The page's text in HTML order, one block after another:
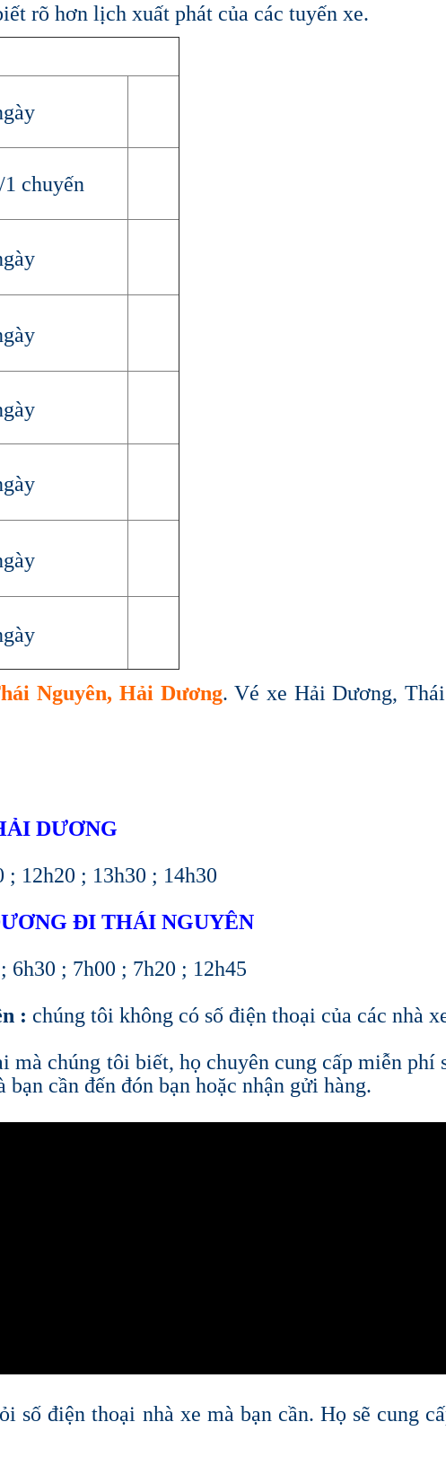
rõ hơn lịch xuất phát của các tuyến xe.
1 chuyến
Nguyên, Hải Dương. Vé xe Hải Dương,
DƯƠNG
12h20 ; 13h30 ; 14h30
ĐI THÁI NGUYÊN
; 7h00 ; 7h20 ; 12h45
: chúng tôi không có số điện thoại của các nhà
chúng tôi biết, họ chuyên cung cấp miễn phí
cần đến đón bạn hoặc nhận gửi hàng.
số điện thoại nhà xe mà bạn cần. Họ sẽ cung